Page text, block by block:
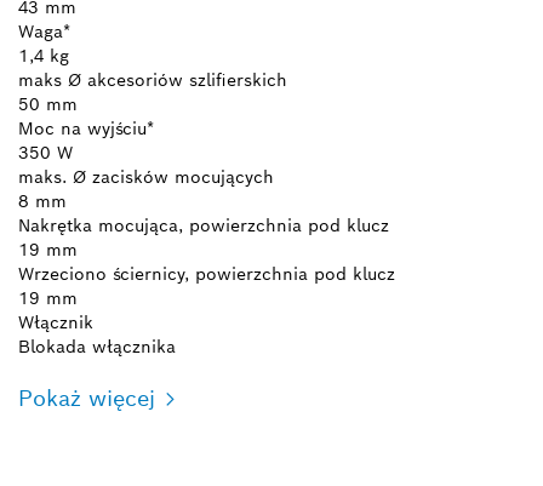
43 mm
Waga*
1,4 kg
maks Ø akcesoriów szlifierskich
50 mm
Moc na wyjściu*
350 W
maks. Ø zacisków mocujących
8 mm
Nakrętka mocująca, powierzchnia pod klucz
19 mm
Wrzeciono ściernicy, powierzchnia pod klucz
19 mm
Włącznik
Blokada włącznika
Pokaż więcej